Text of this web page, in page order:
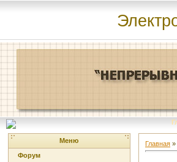
Меню
Форум
Главная »